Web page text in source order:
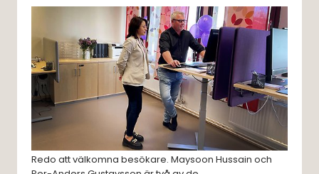
Redo att välkomna besökare. Maysoon Hussain och